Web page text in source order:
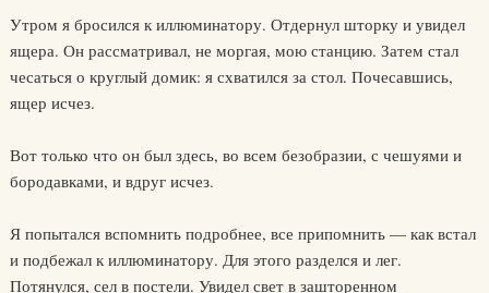
Утром я бросился к иллюминатору. Отдернул шторку и увидел
ящера. Он рассматривал, не моргая, мою станцию. Затем стал
чесаться о круглый домик: я схватился за стол. Почесавшись,
ящер исчез.
Вот только что он был здесь, во всем безобразии, с чешуями и
бородавками, и вдруг исчез.
Я попытался вспомнить подробнее, все припомнить — как встал
и подбежал к иллюминатору. Для этого разделся и лег.
Потянулся, сел в постели. Увидел свет в зашторенном